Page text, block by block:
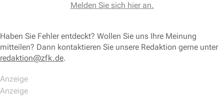
Melden Sie sich hier an.
Haben Sie Fehler entdeckt? Wollen Sie uns Ihre Meinung
mitteilen? Dann kontaktieren Sie unsere Redaktion gerne unter
redaktion@zfk.de.